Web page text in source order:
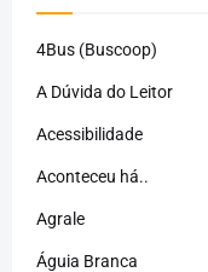
4Bus (Buscoop)
A Dúvida do Leitor
Acessibilidade
Aconteceu há..
Agrale
Águia Branca